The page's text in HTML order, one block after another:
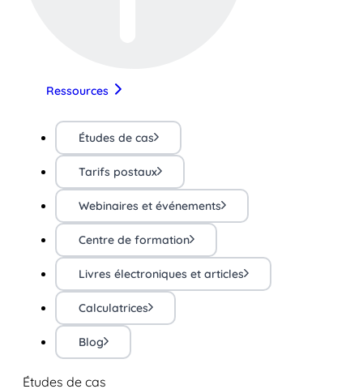
Ressources
Études de cas
Tarifs postaux
Webinaires et événements
Centre de formation
Livres électroniques et articles
Calculatrices
Blog
Études de cas